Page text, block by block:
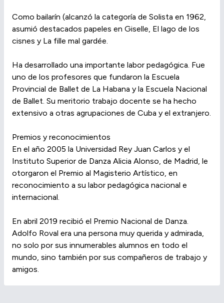
Como bailarín (alcanzó la categoría de Solista en 1962,
asumió destacados papeles en Giselle, El lago de los
cisnes y La fille mal gardée.
Ha desarrollado una importante labor pedagógica. Fue
uno de los profesores que fundaron la Escuela
Provincial de Ballet de La Habana y la Escuela Nacional
de Ballet. Su meritorio trabajo docente se ha hecho
extensivo a otras agrupaciones de Cuba y el extranjero.
Premios y reconocimientos
En el año 2005 la Universidad Rey Juan Carlos y el
Instituto Superior de Danza Alicia Alonso, de Madrid, le
otorgaron el Premio al Magisterio Artístico, en
reconocimiento a su labor pedagógica nacional e
internacional.
En abril 2019 recibió el Premio Nacional de Danza.
Adolfo Roval era una persona muy querida y admirada,
no solo por sus innumerables alumnos en todo el
mundo, sino también por sus compañeros de trabajo y
amigos.